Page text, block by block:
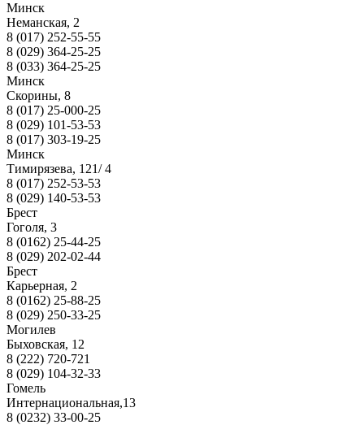
Минск
Неманская, 2
8 (017) 252-55-55
8 (029) 364-25-25
8 (033) 364-25-25
Минск
Скорины, 8
8 (017) 25-000-25
8 (029) 101-53-53
8 (017) 303-19-25
Минск
Тимирязева, 121/ 4
8 (017) 252-53-53
8 (029) 140-53-53
Брест
Гоголя, 3
8 (0162) 25-44-25
8 (029) 202-02-44
Брест
Карьерная, 2
8 (0162) 25-88-25
8 (029) 250-33-25
Могилев
Быховская, 12
8 (222) 720-721
8 (029) 104-32-33
Гомель
Интернациональная,13
8 (0232) 33-00-25